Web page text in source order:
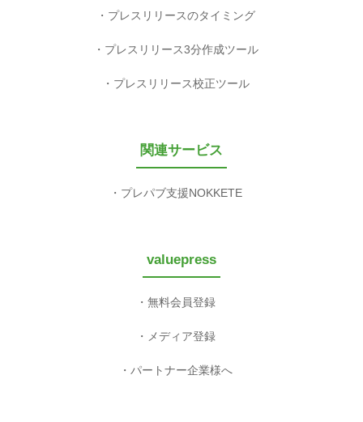
プレスリリースのタイミング
プレスリリース3分作成ツール
プレスリリース校正ツール
関連サービス
プレパブ支援NOKKETE
valuepress
無料会員登録
メディア登録
パートナー企業様へ